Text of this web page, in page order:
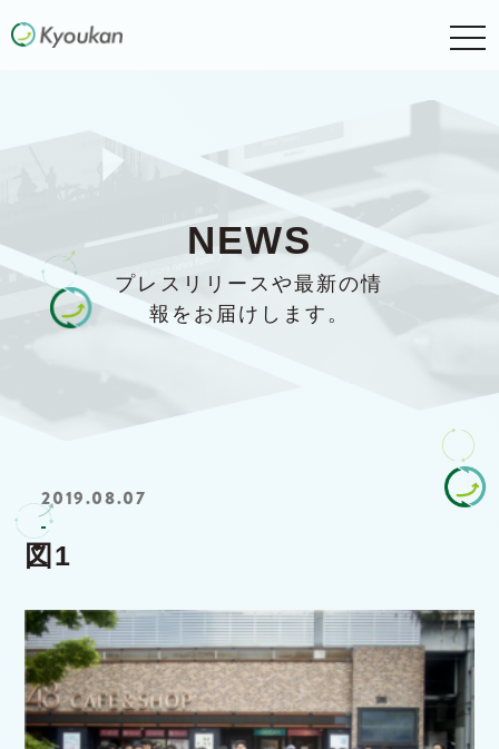
NEWS
プレスリリースや最新の情
報をお届けします。
2019.08.07
図1